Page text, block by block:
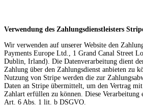
Verwendung des Zahlungsdienstleisters
Wir verwenden auf unserer Website den
Payments Europe Ltd., 1 Grand Canal Street
Dublin, Irland). Die Datenverarbeitung dient
Zahlung über den Zahlungsdienst anbieten zu
Nutzung von Stripe werden die zur
Daten an Stripe übermittelt, um den Vertrag
Zahlart erfüllen zu können. Diese Verarbeitung
Art. 6 Abs. 1 lit. b DSGVO.